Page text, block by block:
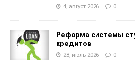
4, август 2026 0
Реформа системы
кредитов
28, июль 2026 0